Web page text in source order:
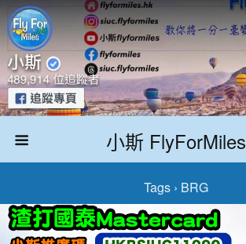
小斯 FlyForMiles
Tags › BRG